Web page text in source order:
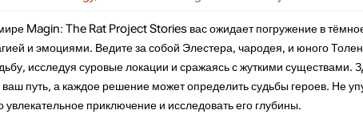
Magin: The Rat Project Stories вас ожидает погружение в
и эмоциями. Ведите за собой Элестера, чародея, и юного
исследуя суровые локации и сражаясь с жуткими существами.
ваш путь, а каждое решение может определить судьбы героев. Не
увлекательное приключение и исследовать его глубины.